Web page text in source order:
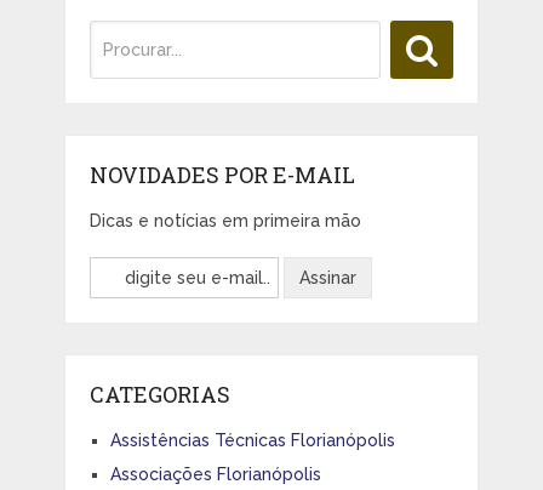
NOVIDADES POR E-MAIL
Dicas e notícias em primeira mão
CATEGORIAS
Assistências Técnicas Florianópolis
Associações Florianópolis